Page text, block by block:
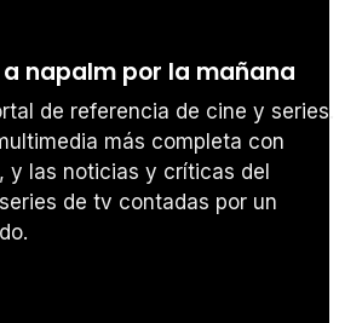
napalm por la mañana
de referencia de cine y series.
más completa con
y las noticias y críticas del
de tv contadas por un